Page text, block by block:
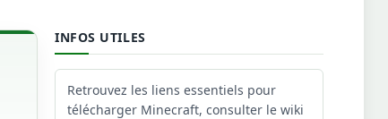
INFOS UTILES
Retrouvez les liens essentiels pour
télécharger Minecraft, consulter le wiki